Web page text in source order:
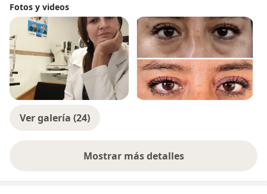
Fotos y videos
Ver galería (24)
Mostrar más detalles
sobre la experiencia